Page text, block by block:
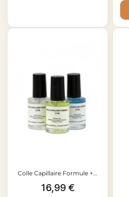
Colle Capillaire Formule +...
Prix
16,99 €